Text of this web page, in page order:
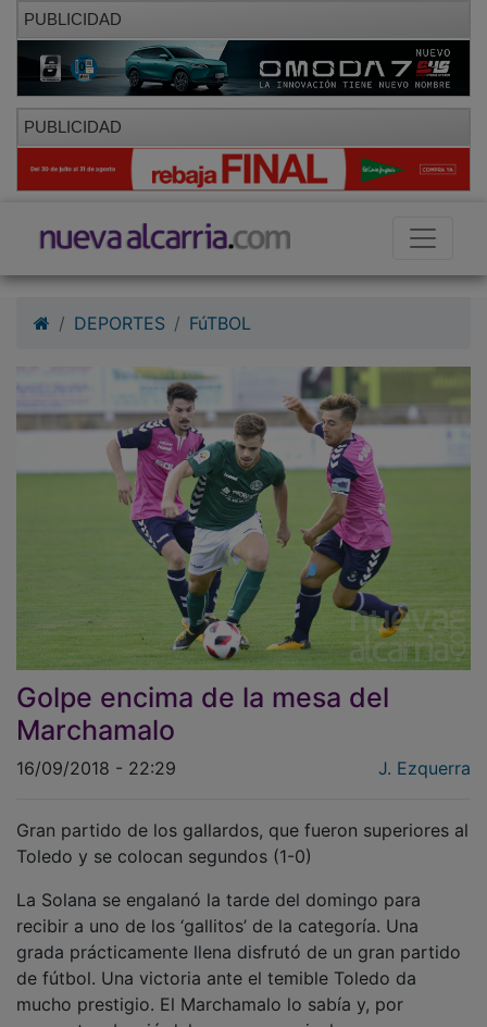
PUBLICIDAD
PUBLICIDAD
Golpe encima de la mesa del
Marchamalo
Toledo y se colocan segundos (1-0)
recibir a uno de los ‘gallitos’ de la categoría. Una
grada prácticamente llena disfrutó de un gran partido
de fútbol. Una victoria ante el temible Toledo da
mucho prestigio. El Marchamalo lo sabía y, por
momentos, barrió del campo a su rival.